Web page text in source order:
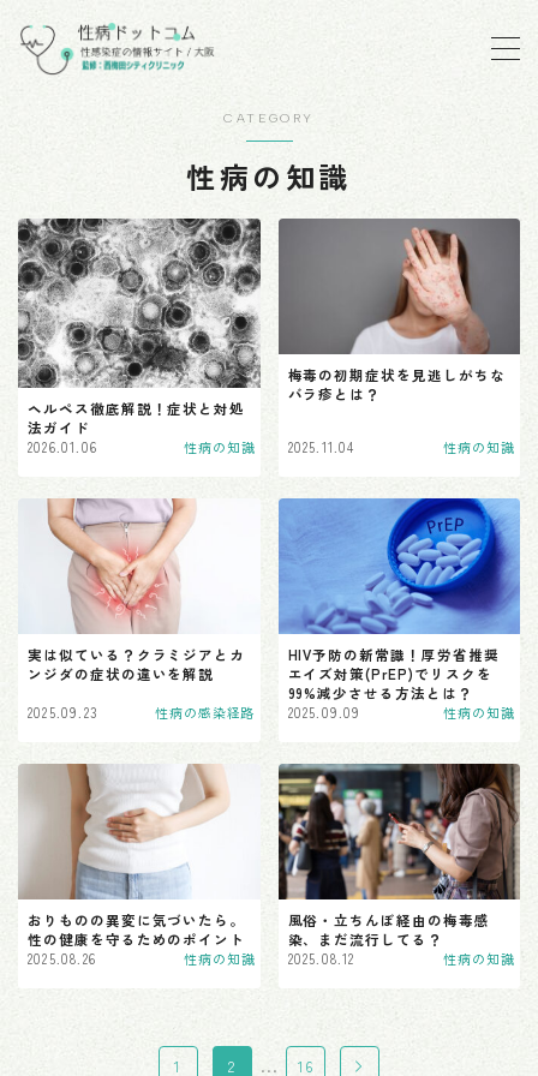
感染経路について
性病の種類
淋病
クラミジア
梅毒
B型肝炎
C型肝炎
トリコモナス
カンジダ
尖圭コンジローマ
マイコプラズマ・ウレアプラズマ
症状から探す
男性の症状
女性の症状
CATEGORY
性病の知識
ヘルペス徹底解説！症状と対処
法ガイド
2026.01.06
性病の知識
梅毒の初期症状を見逃しがちな
バラ疹とは？
2025.11.04 性病の知識
実は似ている？クラミジアとカ
ンジダの症状の違いを解説
2025.09.23
性病の感染経路
HIV予防の新常識！厚労省推奨
エイズ対策(PrEP)でリスクを
99%減少させる方法とは？
2025.09.09
性病の知識
おりものの異変に気づいたら。
性の健康を守るためのポイント
2025.08.26
性病の知識
風俗・立ちんぼ経由の梅毒感
染、まだ流行してる？
2025.08.12
性病の知識
1 2 … 16